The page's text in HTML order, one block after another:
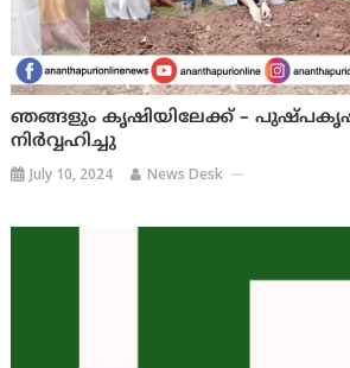
ഞങ്ങളും കൃഷിയിലേക്ക് –
നിര്‍വ്വഹിച്ചു
July 10, 2024 News Desk